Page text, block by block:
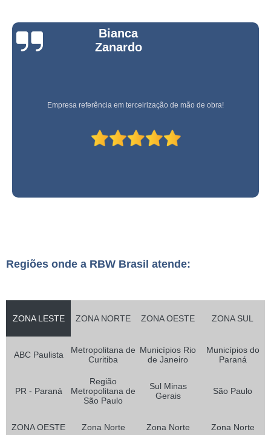
Bianca
Zanardo
Empresa referência em terceirização de mão de obra!
Regiões onde a RBW Brasil atende:
ZONA LESTE ZONA NORTE ZONA OESTE ZONA SUL
ABC Paulista
Metropolitana de
Curitiba
Municípios Rio
de Janeiro
Municípios do
Paraná
PR - Paraná
Região
Metropolitana de
São Paulo
Sul Minas
Gerais
São Paulo
ZONA OESTE Zona Norte Zona Norte Zona Norte